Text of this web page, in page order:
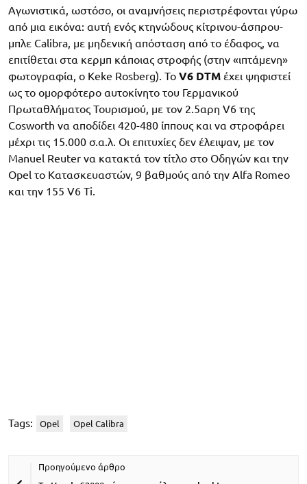
Αγωνιστικά, ωστόσο, οι αναμνήσεις περιστρέφονται γύρω
από μια εικόνα: αυτή ενός κτηνώδους κίτρινου-άσπρου-
μπλε Calibra, με μηδενική απόσταση από το έδαφος, να
επιτίθεται στα κερμπ κάποιας στροφής (στην «ιπτάμενη»
φωτογραφία, ο Keke Rosberg). Το V6 DTM έχει ψηφιστεί
ως το ομορφότερο αυτοκίνητο του Γερμανικού
Πρωταθλήματος Τουρισμού, με τον 2.5αρη V6 της
Cosworth να αποδίδει 420-480 ίππους και να στροφάρει
μέχρι τις 15.000 σ.α.λ. Oι επιτυχίες δεν έλειψαν, με τον
Manuel Reuter να κατακτά τον τίτλο στο Οδηγών και την
Opel το Κατασκευαστών, 9 βαθμούς από την Alfa Romeo
και την 155 V6 Ti.
Tags: Opel Opel Calibra